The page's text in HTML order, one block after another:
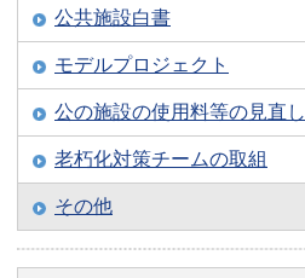
公共施設白書
モデルプロジェクト
公の施設の使用料等の見直し
老朽化対策チームの取組
その他